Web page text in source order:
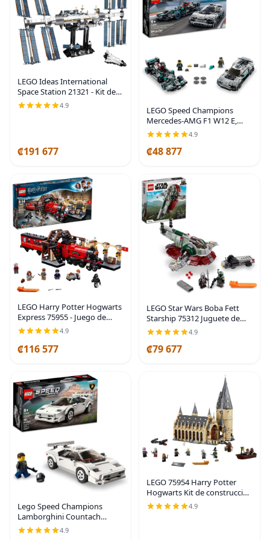
LEGO Ideas International
Space Station 21321 - Kit de
construcción para adultos, es
un gran regalo de
4.9
₡191 677
LEGO Speed Champions
Mercedes-AMG F1 W12 E,
juego de autos de juguete
Performance & Project One,
kit de construcción de autos
4.9
₡48 877
LEGO Harry Potter Hogwarts
Express 75955 - Juego de
construcción de tren de
juguete que incluye tren
modelo y minifiguras de
4.9
₡116 577
LEGO Star Wars Boba Fett
Starship 75312 Juguete de
construcción – Juego de
modelo Mandaloriano con
icónico caza estelar con alas
4.9
₡79 677
Lego Speed Champions
Lamborghini Countach
76908, réplica de modelo de
juguete de carreras, juego de
4.9
LEGO 75954 Harry Potter
Hogwarts Kit de construcción
del Gran Comedor, 878 piezas
4.9